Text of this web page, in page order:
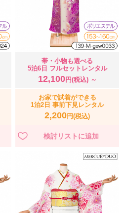
帯・小物も選べる
5泊6日 フルセットレンタル
12,100円(税込) ～
お家で試着ができる
1泊2日 事前下見レンタル
2,200円(税込)